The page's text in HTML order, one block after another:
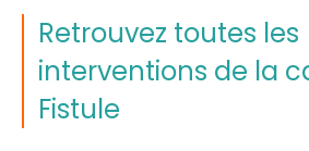
Retrouvez toutes les
interventions de la
Fistule